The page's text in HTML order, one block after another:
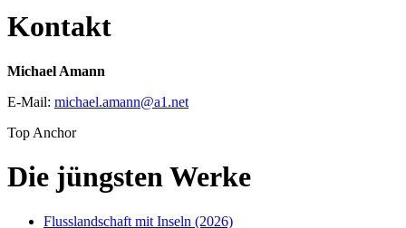
Kontakt
Michael Amann
E-Mail: michael.amann@a1 .net
Top Anchor
Die jüngsten Werke
Flusslandschaft mit Inseln (2026)